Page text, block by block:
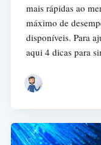
mais rápidas ao
máximo de
disponíveis. Para
aqui 4 dicas para